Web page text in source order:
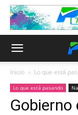
Inicio Lo que está
Lo que está pasando